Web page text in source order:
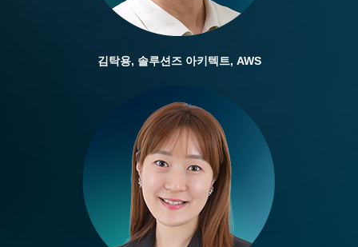
김탁용, 솔루션즈 아키텍트, AWS